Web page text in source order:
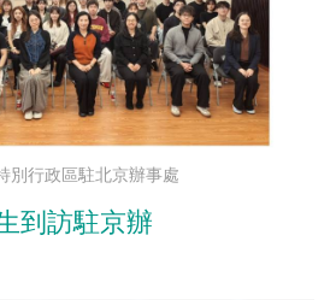
別行政區駐北京辦事處
到訪駐京辦